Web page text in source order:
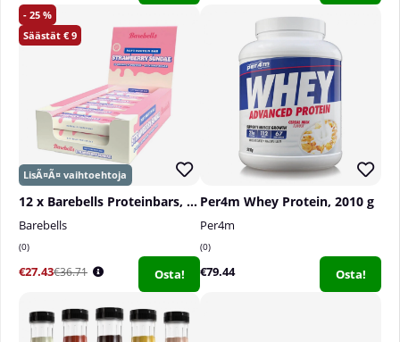
25
9
12 x Barebells Proteinbars, 55 g
Barebells
0
€27.43€36.71 Osta!
Per4m Whey Protein, 2010 g
Per4m
0
€79.44 Osta!